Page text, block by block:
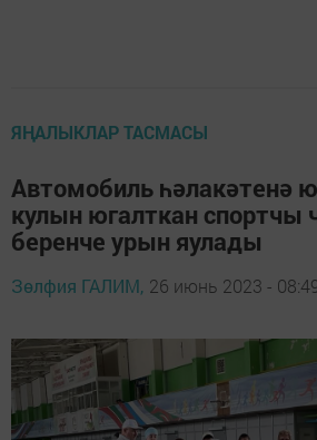
ЯҢАЛЫКЛАР ТАСМАСЫ
Автомобиль һәлакәтенә
кулын югалткан спортчы
беренче урын яулады
Зөлфия ГАЛИМ, 26 июнь 2023 -